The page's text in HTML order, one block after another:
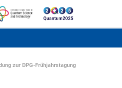
zur DPG-Frühjahrstagung